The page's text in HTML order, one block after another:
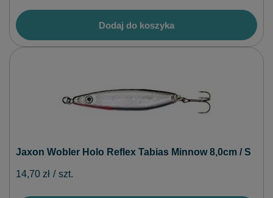
Dodaj do koszyka
Jaxon Wobler Holo Reflex Tabias Minnow 8,0cm / S
14,70 zł / szt.